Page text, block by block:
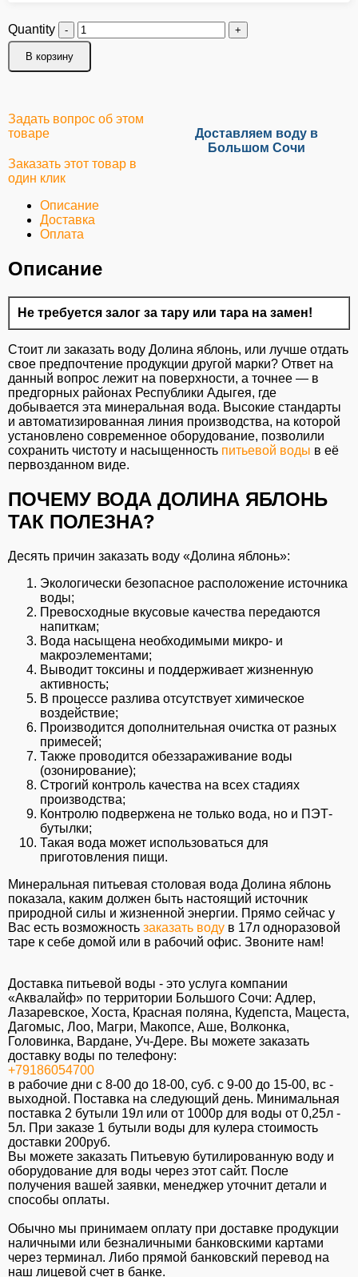
Quantity
В корзину
Задать вопрос об этом
товаре
Заказать этот товар в
один клик
Доставляем воду в
Большом Сочи
Описание
Доставка
Оплата
Описание
Не требуется залог за тару или тара на замен!
Стоит ли заказать воду Долина яблонь, или лучше отдать
свое предпочтение продукции другой марки? Ответ на
данный вопрос лежит на поверхности, а точнее — в
предгорных районах Республики Адыгея, где
добывается эта минеральная вода. Высокие стандарты
и автоматизированная линия производства, на которой
установлено современное оборудование, позволили
сохранить чистоту и насыщенность питьевой воды в её
первозданном виде.
ПОЧЕМУ ВОДА ДОЛИНА ЯБЛОНЬ
ТАК ПОЛЕЗНА?
Десять причин заказать воду «Долина яблонь»:
Экологически безопасное расположение источника
воды;
Превосходные вкусовые качества передаются
напиткам;
Вода насыщена необходимыми микро- и
макроэлементами;
Выводит токсины и поддерживает жизненную
активность;
В процессе разлива отсутствует химическое
воздействие;
Производится дополнительная очистка от разных
примесей;
Также проводится обеззараживание воды
(озонирование);
Строгий контроль качества на всех стадиях
производства;
Контролю подвержена не только вода, но и ПЭТ-
бутылки;
Такая вода может использоваться для
приготовления пищи.
Минеральная питьевая столовая вода Долина яблонь
показала, каким должен быть настоящий источник
природной силы и жизненной энергии. Прямо сейчас у
Вас есть возможность заказать воду в 17л одноразовой
таре к себе домой или в рабочий офис. Звоните нам!
Доставка питьевой воды - это услуга компании
«Аквалайф» по территории Большого Сочи: Адлер,
Лазаревское, Хоста, Красная поляна, Кудепста, Мацеста,
Дагомыс, Лоо, Магри, Макопсе, Аше, Волконка,
Головинка, Вардане, Уч-Дере. Вы можете заказать
доставку воды по телефону:
+79186054700
в рабочие дни с 8-00 до 18-00, суб. c 9-00 до 15-00, вс -
выходной. Поставка на следующий день. Минимальная
поставка 2 бутыли 19л или от 1000р для воды от 0,25л -
5л. При заказе 1 бутыли воды для кулера стоимость
доставки 200руб.
Вы можете заказать Питьевую бутилированную воду и
оборудование для воды через этот сайт. После
получения вашей заявки, менеджер уточнит детали и
способы оплаты.
Обычно мы принимаем оплату при доставке продукции
наличными или безналичными банковскими картами
через терминал. Либо прямой банковский перевод на
наш лицевой счет в банке.